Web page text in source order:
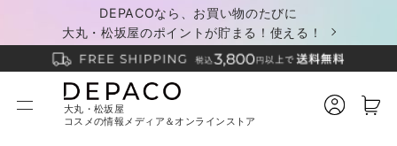
DEPACOなら、お買い物のたびに
大丸・松坂屋のポイントが貯まる！使える！
大丸・松坂屋
コスメの情報メディア＆オンラインストア